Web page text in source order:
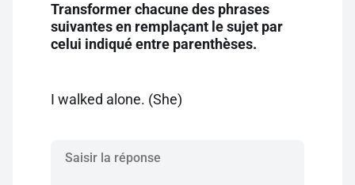
S'inscrire gratuitement
Pour profiter de 10 contenus offerts.
Transformer chacune des phrases
suivantes en remplaçant le sujet par
celui indiqué entre parenthèses.
I walked alone. (She)